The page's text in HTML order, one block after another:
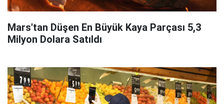
Mars'tan Düşen En Büyük Kaya Parçası 5,3
Milyon Dolara Satıldı